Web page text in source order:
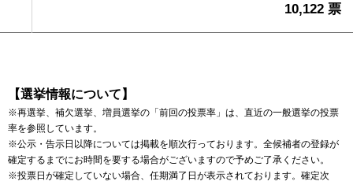
10,122 票
【選挙情報について】
※再選挙、補欠選挙、増員選挙の「前回の投票率」は、直近の一般選挙の投票
率を参照しています。
※公示・告示日以降については掲載を順次行っております。全候補者の登録が
確定するまでにお時間を要する場合がございますので予めご了承ください。
※投票日が確定していない場合、任期満了日が表示されております。確定次